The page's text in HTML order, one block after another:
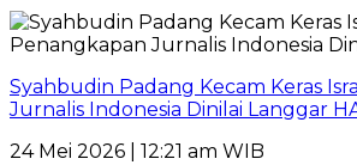
Syahbudin Padang Kecam Keras
Jurnalis Indonesia Dinilai Langgar
24 Mei 2026 | 12:21 am WIB